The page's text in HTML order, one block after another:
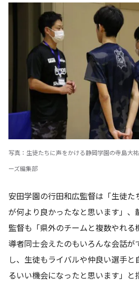
写真：生徒たちに声をかける静岡学園の寺島大
ーズ編集部
安田学園の行田和広監督は「生徒た
が何より良かったなと思います」、
監督も「県外のチームと複数やれる
導者同士会えたのもいろんな会話が
し、生徒もライバルや仲良い選手と
るいい機会になったと思います」と